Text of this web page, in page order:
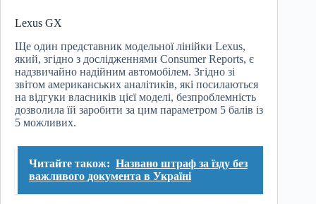
Lexus GX
Ще один представник модельної лінійки Lexus,
який, згідно з дослідженнями Consumer Reports, є
надзвичайно надійним автомобілем. Згідно зі
звітом американських аналітиків, які посилаються
на відгуки власників цієї моделі, безпроблемність
дозволила їй заробити за цим параметром 5 балів із
5 можливих.
Читайте також: Названо штраф за їзду без
важливого документа в Україні